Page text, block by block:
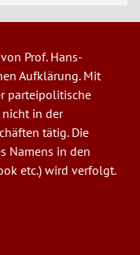
Prof. Hans-
Aufklärung. Mit
parteipolitische
nicht in der
tätig. Die
Namens in den
etc.) wird verfolgt.